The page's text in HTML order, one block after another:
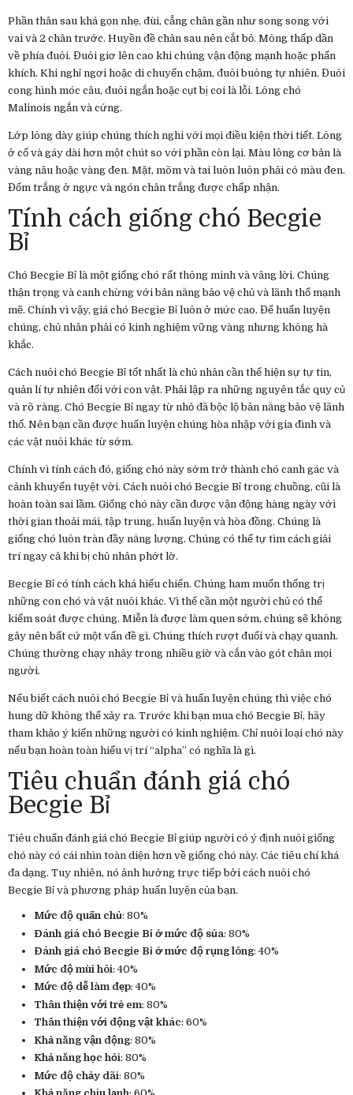
Phần thân sau khá gọn nhẹ, đùi, cẳng chân gần như song song với
vai và 2 chân trước. Huyền đề chân sau nên cắt bỏ. Mông thấp dần
về phía đuôi. Đuôi giơ lên cao khi chúng vận động mạnh hoặc phấn
khích. Khi nghỉ ngơi hoặc di chuyển chậm, đuôi buông tự nhiên. Đuôi
cong hình móc câu, đuôi ngắn hoặc cụt bị coi là lỗi. Lông chó
Malinois ngắn và cứng.
Lớp lông dày giúp chúng thích nghi với mọi điều kiện thời tiết. Lông
ở cổ và gáy dài hơn một chút so với phần còn lại. Màu lông cơ bản là
vàng nâu hoặc vàng đen. Mặt, mõm và tai luôn luôn phải có màu đen.
Đốm trắng ở ngực và ngón chân trắng được chấp nhận.
Tính cách giống chó Becgie
Bỉ
Chó Becgie Bỉ là một giống chó rất thông minh và vâng lời. Chúng
thận trọng và canh chừng với bản năng bảo vệ chủ và lãnh thổ mạnh
mẽ. Chính vì vậy, giá chó Becgie Bỉ luôn ở mức cao. Để huấn luyện
chúng, chủ nhân phải có kinh nghiệm vững vàng nhưng không hà
khắc.
Cách nuôi chó Becgie Bỉ tốt nhất là chủ nhân cần thể hiện sự tự tin,
quản lí tự nhiên đối với con vật. Phải lập ra những nguyên tắc quy củ
và rõ ràng. Chó Becgie Bỉ ngay từ nhỏ đã bộc lộ bản năng bảo vệ lãnh
thổ. Nên bạn cần được huấn luyện chúng hòa nhập với gia đình và
các vật nuôi khác từ sớm.
Chính vì tính cách đó, giống chó này sớm trở thành chó canh gác và
cảnh khuyển tuyệt vời. Cách nuôi chó Becgie Bỉ trong chuồng, cũi là
hoàn toàn sai lầm. Giống chó này cần được vận động hàng ngày với
thời gian thoải mái, tập trung, huấn luyện và hòa đồng. Chúng là
giống chó luôn tràn đầy năng lượng. Chúng có thể tự tìm cách giải
trí ngay cả khi bị chủ nhân phớt lờ.
Becgie Bỉ có tính cách khá hiếu chiến. Chúng ham muốn thống trị
những con chó và vật nuôi khác. Vì thế cần một người chủ có thể
kiểm soát được chúng. Miễn là được làm quen sớm, chúng sẽ không
gây nên bất cứ một vấn đề gì. Chúng thích rượt đuổi và chạy quanh.
Chúng thường chạy nhảy trong nhiều giờ và cắn vào gót chân mọi
người.
Nếu biết cách nuôi chó Becgie Bỉ và huấn luyện chúng thì việc chó
hung dữ không thể xảy ra. Trước khi bạn mua chó Becgie Bỉ, hãy
tham khảo ý kiến những người có kinh nghiệm. Chỉ nuôi loại chó này
nếu bạn hoàn toàn hiểu vị trí “alpha” có nghĩa là gì.
Tiêu chuẩn đánh giá chó
Becgie Bỉ
Tiêu chuẩn đánh giá chó Becgie Bỉ giúp người có ý định nuôi giống
chó này có cái nhìn toàn diện hơn về giống chó này. Các tiêu chí khá
đa dạng. Tuy nhiên, nó ảnh hưởng trực tiếp bởi cách nuôi chó
Becgie Bỉ và phương pháp huấn luyện của bạn.
Mức độ quấn chủ: 80%
Đánh giá chó Becgie Bỉ ở mức độ sủa: 80%
Đánh giá chó Becgie Bỉ ở mức độ rụng lông: 40%
Mức độ mùi hôi: 40%
Mức độ dễ làm đẹp: 40%
Thân thiện với trẻ em: 80%
Thân thiện với động vật khác: 60%
Khả năng vận động: 80%
Khả năng học hỏi: 80%
Mức độ chảy dãi: 80%